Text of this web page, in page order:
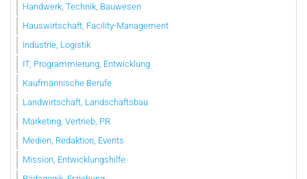
Handwerk, Technik, Bauwesen
Hauswirtschaft, Facility-Management
Industrie, Logistik
IT, Programmierung, Entwicklung
Kaufmännische Berufe
Landwirtschaft, Landschaftsbau
Marketing, Vertrieb, PR
Medien, Redaktion, Events
Mission, Entwicklungshilfe